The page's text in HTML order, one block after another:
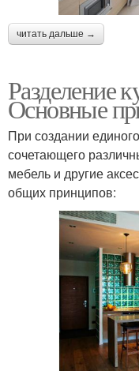
читать дальше →
Разделение
Основные
При создании
сочетающего
мебель и другие
общих принципов: